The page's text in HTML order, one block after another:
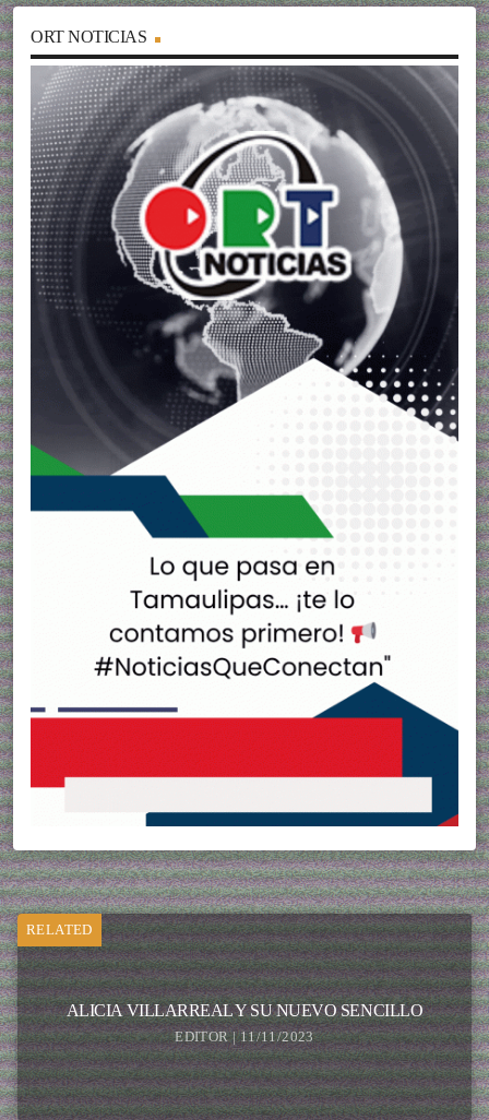
ORT NOTICIAS
RELATED
ALICIA VILLARREAL Y SU NUEVO SENCILLO
EDITOR | 11/11/2023